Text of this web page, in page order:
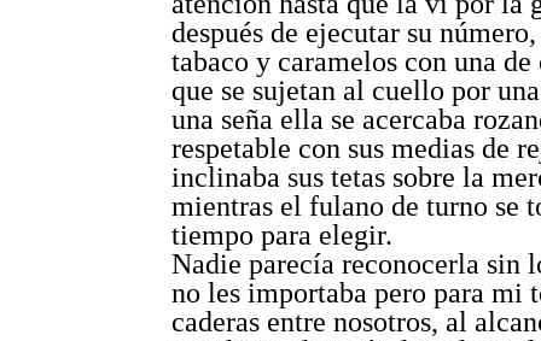
después de ejecutar su
tabaco y caramelos con una de
que se sujetan al cuello por
una seña ella se acercaba
respetable con sus medias de
inclinaba sus tetas sobre la
mientras el fulano de turno se
tiempo para elegir.
Nadie parecía reconocerla sin
no les importaba pero para mi
caderas entre nosotros, al